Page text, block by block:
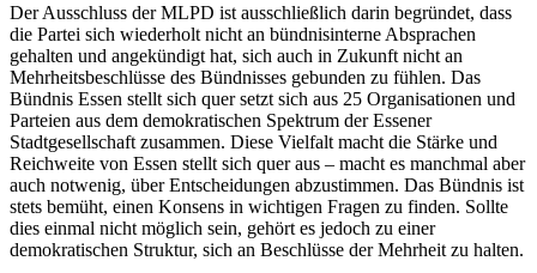
Der Ausschluss der MLPD ist ausschließlich darin begründet, dass
die Partei sich wiederholt nicht an bündnisinterne Absprachen
gehalten und angekündigt hat, sich auch in Zukunft nicht an
Mehrheitsbeschlüsse des Bündnisses gebunden zu fühlen. Das
Bündnis Essen stellt sich quer setzt sich aus 25 Organisationen und
Parteien aus dem demokratischen Spektrum der Essener
Stadtgesellschaft zusammen. Diese Vielfalt macht die Stärke und
Reichweite von Essen stellt sich quer aus – macht es manchmal aber
auch notwenig, über Entscheidungen abzustimmen. Das Bündnis ist
stets bemüht, einen Konsens in wichtigen Fragen zu finden. Sollte
dies einmal nicht möglich sein, gehört es jedoch zu einer
demokratischen Struktur, sich an Beschlüsse der Mehrheit zu halten.